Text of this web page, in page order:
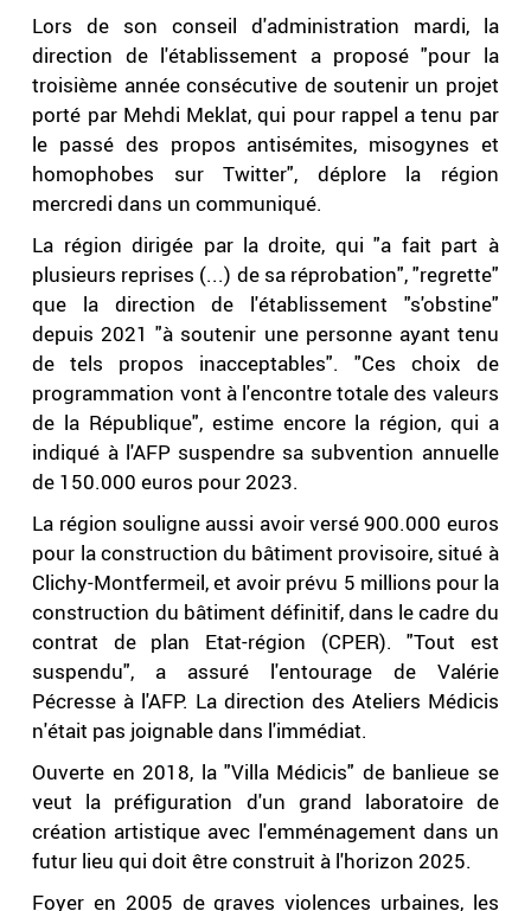
Lors de son conseil d'administration mardi, la
direction de l'établissement a proposé "pour la
troisième année consécutive de soutenir un projet
porté par Mehdi Meklat, qui pour rappel a tenu par
le passé des propos antisémites, misogynes et
homophobes sur Twitter", déplore la région
mercredi dans un communiqué.
La région dirigée par la droite, qui "a fait part à
plusieurs reprises (...) de sa réprobation", "regrette"
que la direction de l'établissement "s'obstine"
depuis 2021 "à soutenir une personne ayant tenu
de tels propos inacceptables". "Ces choix de
programmation vont à l'encontre totale des valeurs
de la République", estime encore la région, qui a
indiqué à l'AFP suspendre sa subvention annuelle
de 150.000 euros pour 2023.
La région souligne aussi avoir versé 900.000 euros
pour la construction du bâtiment provisoire, situé à
Clichy-Montfermeil, et avoir prévu 5 millions pour la
construction du bâtiment définitif, dans le cadre du
contrat de plan Etat-région (CPER). "Tout est
suspendu", a assuré l'entourage de Valérie
Pécresse à l'AFP. La direction des Ateliers Médicis
n'était pas joignable dans l'immédiat.
Ouverte en 2018, la "Villa Médicis" de banlieue se
veut la préfiguration d'un grand laboratoire de
création artistique avec l'emménagement dans un
futur lieu qui doit être construit à l'horizon 2025.
Foyer en 2005 de graves violences urbaines, les